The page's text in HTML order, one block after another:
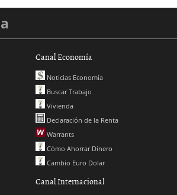
Canal Economía
Noticias Economía
Buscar Trabajo
Vivienda
Declaración de la Renta
Warrants
Cómo Ahorrar Dinero
Cambio Euro Dolar
Canal Internacional